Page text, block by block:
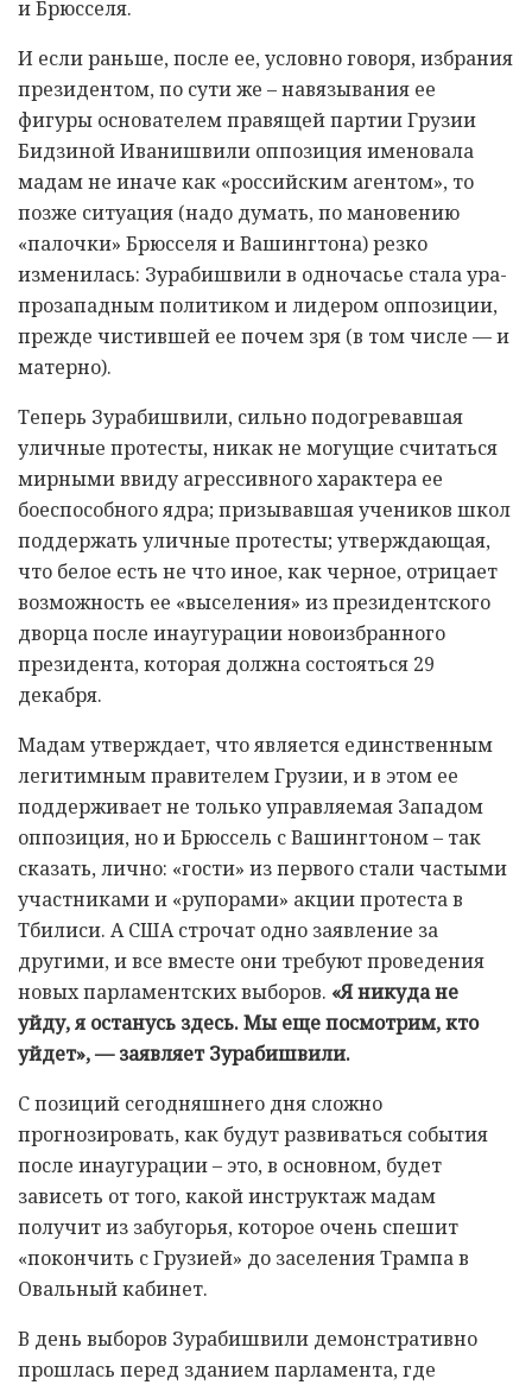
и Брюсселя.
И если раньше, после ее, условно говоря, избрания
президентом, по сути же – навязывания ее
фигуры основателем правящей партии Грузии
Бидзиной Иванишвили оппозиция именовала
мадам не иначе как «российским агентом», то
позже ситуация (надо думать, по мановению
«палочки» Брюсселя и Вашингтона) резко
изменилась: Зурабишвили в одночасье стала ура-
прозападным политиком и лидером оппозиции,
прежде чистившей ее почем зря (в том числе — и
матерно).
Теперь Зурабишвили, сильно подогревавшая
уличные протесты, никак не могущие считаться
мирными ввиду агрессивного характера ее
боеспособного ядра; призывавшая учеников школ
поддержать уличные протесты; утверждающая,
что белое есть не что иное, как черное, отрицает
возможность ее «выселения» из президентского
дворца после инаугурации новоизбранного
президента, которая должна состояться 29
декабря.
Мадам утверждает, что является единственным
легитимным правителем Грузии, и в этом ее
поддерживает не только управляемая Западом
оппозиция, но и Брюссель с Вашингтоном – так
сказать, лично: «гости» из первого стали частыми
участниками и «рупорами» акции протеста в
Тбилиси. А США строчат одно заявление за
другими, и все вместе они требуют проведения
новых парламентских выборов. «Я никуда не
уйду, я останусь здесь. Мы еще посмотрим, кто
уйдет», — заявляет Зурабишвили.
С позиций сегодняшнего дня сложно
прогнозировать, как будут развиваться события
после инаугурации – это, в основном, будет
зависеть от того, какой инструктаж мадам
получит из забугорья, которое очень спешит
«покончить с Грузией» до заселения Трампа в
Овальный кабинет.
В день выборов Зурабишвили демонстративно
прошлась перед зданием парламента, где